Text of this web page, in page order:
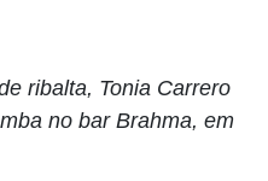
ribalta, Tonia Carrero
no bar Brahma, em